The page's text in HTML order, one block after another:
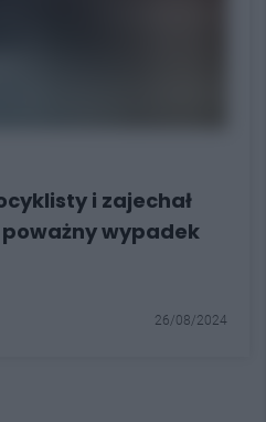
i zajechał
wypadek
26/08/2024